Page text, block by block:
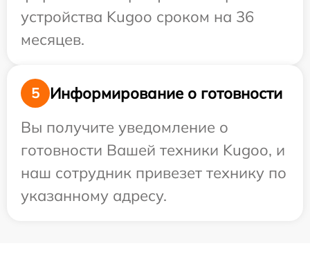
устройства Kugoo сроком на 36
месяцев.
5
Информирование о готовности
Вы получите уведомление о
готовности Вашей техники Kugoo, и
наш сотрудник привезет технику по
указанному адресу.